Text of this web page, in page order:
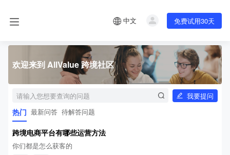
中文 免费试用30天
欢迎来到 AllValue 跨境社区
我要提问
热门 最新问答 待解答问题
跨境电商平台有哪些运营方法
你们都是怎么获客的